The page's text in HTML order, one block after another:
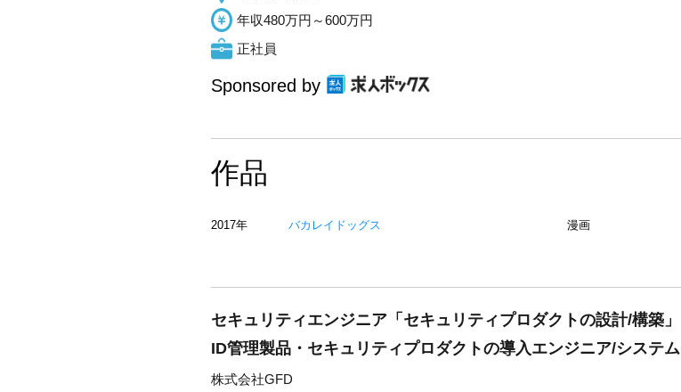
年収480万円～600万円
正社員
Sponsored by
作品
2017年 バカレイドッグス 漫画
セキュリティエンジニア「セキュリティプロダクトの設計/構築
ID管理製品・セキュリティプロダクトの導入エンジニア/システ
株式会社GFD